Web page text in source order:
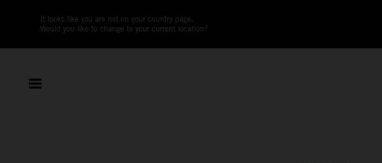
It looks like you are not on your country page.
Would you like to change to your current location?